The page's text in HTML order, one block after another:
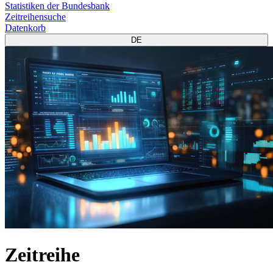
Statistiken der Bundesbank
Zeitreihensuche
Datenkorb
DE
Zeitreihe